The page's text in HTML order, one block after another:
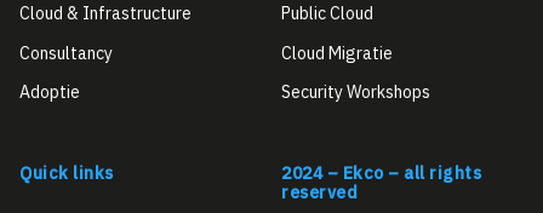
Cloud & Infrastructure
Consultancy
Adoptie
Public Cloud
Cloud Migratie
Security Workshops
Quick links
2024 – Ekco – all rights
reserved